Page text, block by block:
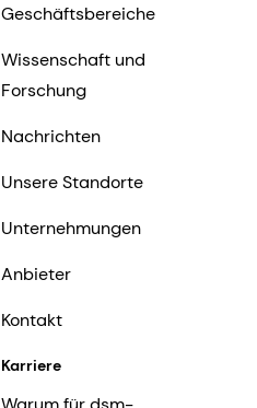
Geschäftsbereiche
Wissenschaft und
Forschung
Nachrichten
Unsere Standorte
Unternehmungen
Anbieter
Kontakt
Karriere